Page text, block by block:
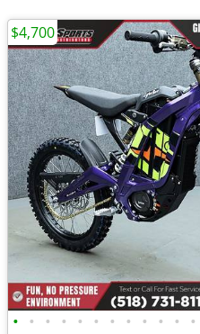
• • • • • • • • • • • •
$4,700